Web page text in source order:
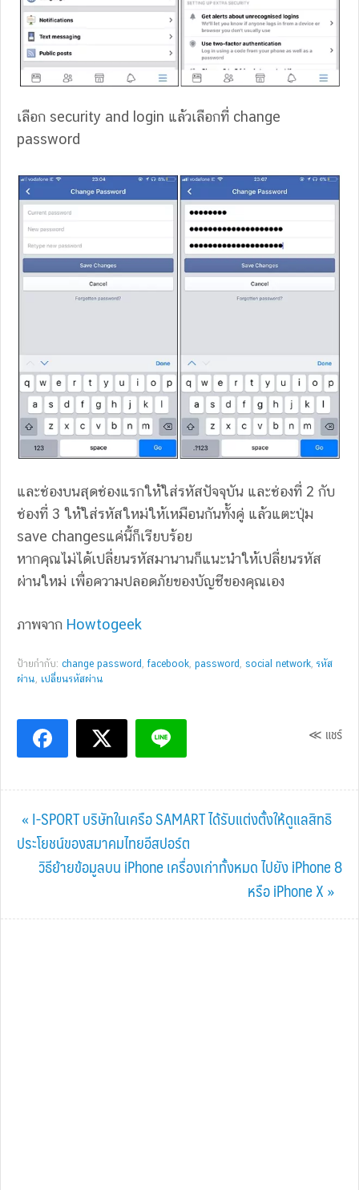
เลือก security and login แล้วเลือกที่ change
password
และช่องบนสุดช่องแรกให้ใส่รหัสปัจจุบัน และช่องที่ 2 กับ
ช่องที่ 3 ให้ใส่รหัสใหม่ให้เหมือนกันทั้งคู่ แล้วแตะปุ่ม
save changesแค่นี้ก็เรียบร้อย
หากคุณไม่ได้เปลี่ยนรหัสมานานก็แนะนำให้เปลี่ยนรหัส
ผ่านใหม่ เพื่อความปลอดภัยของบัญชีของคุณเอง
ภาพจาก Howtogeek
ป้ายกำกับ: change password ,facebook, password , social network, รหัส
ผ่าน, เปลี่ยนรหัสผ่าน
≪ แชร์
Previous
Post:
« I-SPORT บริษัทในเครือ SAMART ได้รับแต่งตั้งให้ดูแลสิทธิ
ประโยชน์ของสมาคมไทยอีสปอร์ต
Next
วิธีย้ายข้อมูลบน iPhone เครื่องเก่าทั้งหมด ไปยัง iPhone 8
หรือ iPhone X »